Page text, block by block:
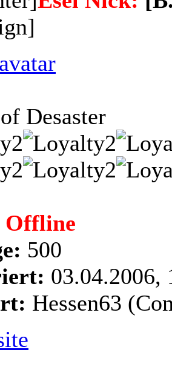
Desaster
Offline
500
03.04.2006,
Hessen63